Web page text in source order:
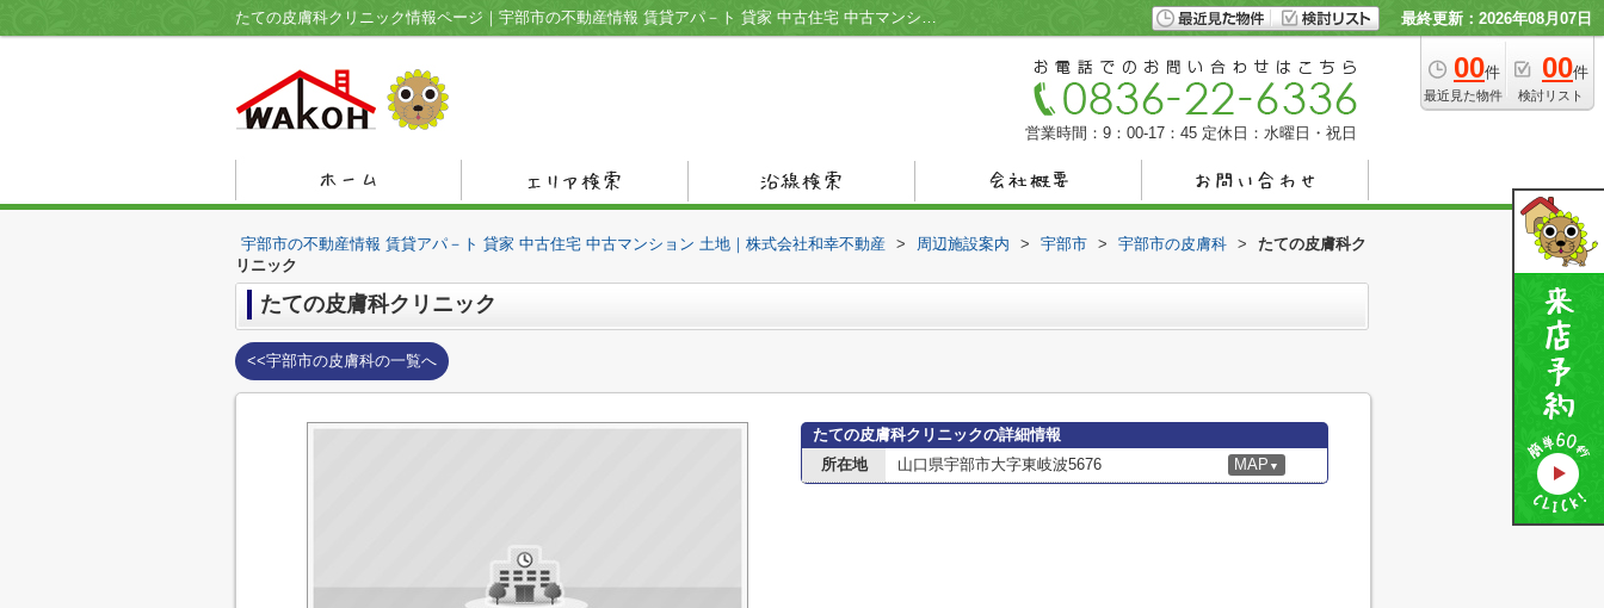
たての皮膚科クリニック情報ページ｜宇部市の不動産情報 賃貸アパ－ト 貸家 中古住宅 中古マンション 土地｜株式会社和幸不動産 最終更新：2026年08月07日
00件
最近見た物件
00件
検討リスト
営業時間：9：00-17：45 定休日：水曜日・祝日
宇部市の不動産情報 賃貸アパ－ト 貸家 中古住宅 中古マンション 土地｜株式会社和幸不動産 > 周辺施設案内 > 宇部市 > 宇部市の皮膚科 >
たての皮膚科ク
リニック
たての皮膚科クリニック
<<宇部市の皮膚科の一覧へ
たての皮膚科クリニックの詳細情報
所在地
山口県宇部市大字東岐波5676 MAP ▼